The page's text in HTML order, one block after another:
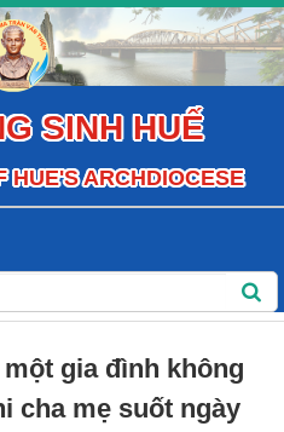
SINH HUẾ
HUE'S ARCHDIOCESE
gia đình không
cha mẹ suốt ngày